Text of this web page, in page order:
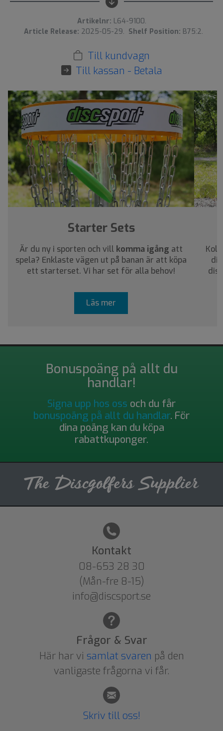
Artikelnr: L64-9100.
Article Release: 2025-05-29. Shelf Position: B75:2.
Till kundvagn
Till kassan - Betala
›
Starter Sets
Är du ny i sporten och vill komma igång att
spela? Enklaste vägen ut på banan är att köpa
ett starterset. Vi har set för alla behov!
Läs mer
Bonuspoäng på allt du
handlar!
Signa upp hos oss och du får
bonuspoäng på allt du handlar. För
dina poäng kan du köpa
rabattkuponger.
Kontakt
08-653 28 30
(Mån-fre 8-15)
info@discsport.se
Frågor & Svar
Här har vi samlat svaren på den
vanligaste frågorna vi får.
Skriv till oss!